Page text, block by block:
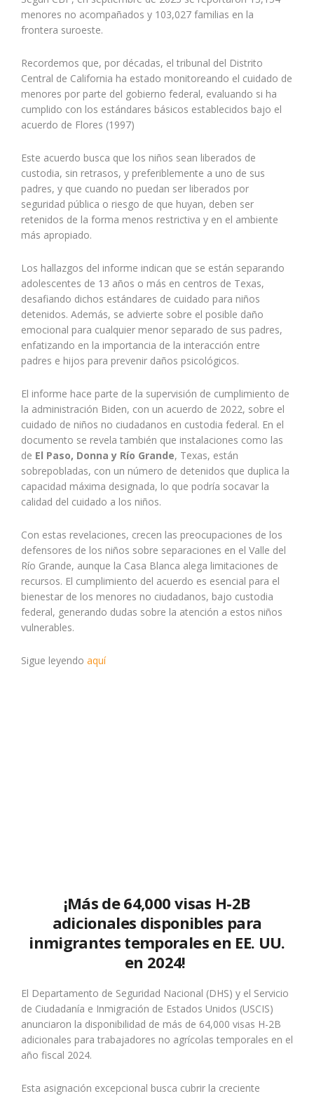
menores no acompañados y 103,027 familias en la
frontera suroeste.
Recordemos que, por décadas, el tribunal del Distrito
Central de California ha estado monitoreando el cuidado de
menores por parte del gobierno federal, evaluando si ha
cumplido con los estándares básicos establecidos bajo el
acuerdo de Flores (1997)
Este acuerdo busca que los niños sean liberados de
custodia, sin retrasos, y preferiblemente a uno de sus
padres, y que cuando no puedan ser liberados por
seguridad pública o riesgo de que huyan, deben ser
retenidos de la forma menos restrictiva y en el ambiente
más apropiado.
Los hallazgos del informe indican que se están separando
adolescentes de 13 años o más en centros de Texas,
desafiando dichos estándares de cuidado para niños
detenidos. Además, se advierte sobre el posible daño
emocional para cualquier menor separado de sus padres,
enfatizando en la importancia de la interacción entre
padres e hijos para prevenir daños psicológicos.
El informe hace parte de la supervisión de cumplimiento de
la administración Biden, con un acuerdo de 2022, sobre el
cuidado de niños no ciudadanos en custodia federal. En el
documento se revela también que instalaciones como las
de El Paso, Donna y Río Grande, Texas, están
sobrepobladas, con un número de detenidos que duplica la
capacidad máxima designada, lo que podría socavar la
calidad del cuidado a los niños.
Con estas revelaciones, crecen las preocupaciones de los
defensores de los niños sobre separaciones en el Valle del
Río Grande, aunque la Casa Blanca alega limitaciones de
recursos. El cumplimiento del acuerdo es esencial para el
bienestar de los menores no ciudadanos, bajo custodia
federal, generando dudas sobre la atención a estos niños
vulnerables.
Sigue leyendo aquí
¡Más de 64,000 visas H-2B
adicionales disponibles para
inmigrantes temporales en EE. UU.
en 2024!
El Departamento de Seguridad Nacional (DHS) y el Servicio
de Ciudadanía e Inmigración de Estados Unidos (USCIS)
anunciaron la disponibilidad de más de 64,000 visas H-2B
adicionales para trabajadores no agrícolas temporales en el
año fiscal 2024.
Esta asignación excepcional busca cubrir la creciente